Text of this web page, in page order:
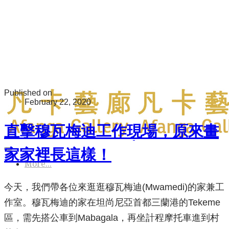
More...
Published on
February 22, 2020
直擊穆瓦梅迪工作現場，原來畫
家家裡長這樣！
今天，我們帶各位來逛逛穆瓦梅迪(Mwamedi)的家兼工
作室。穆瓦梅迪的家在坦尚尼亞首都三蘭港的Tekeme
區，需先搭公車到Mabagala，再坐計程摩托車進到村